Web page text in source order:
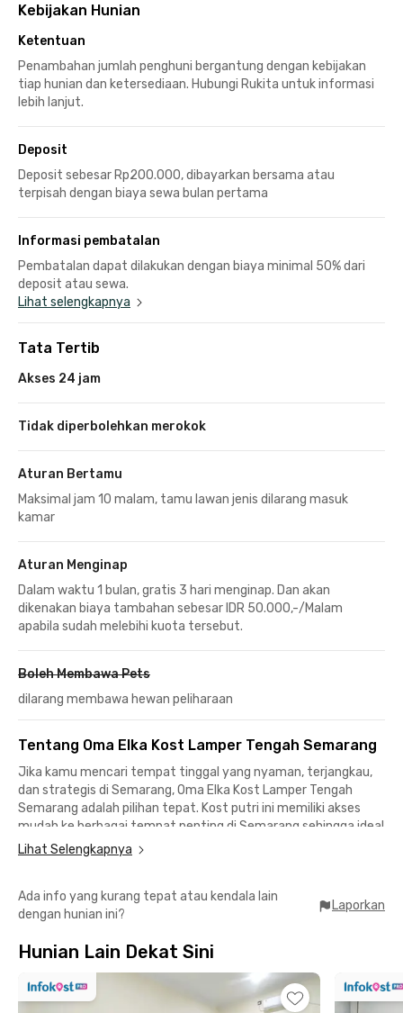
Kebijakan Hunian
Ketentuan
Penambahan jumlah penghuni bergantung dengan kebijakan
tiap hunian dan ketersediaan. Hubungi Rukita untuk informasi
lebih lanjut.
Deposit
Deposit sebesar Rp200.000, dibayarkan bersama atau
terpisah dengan biaya sewa bulan pertama
Informasi pembatalan
Pembatalan dapat dilakukan dengan biaya minimal 50% dari
deposit atau sewa.
Lihat selengkapnya
Tata Tertib
Akses 24 jam
Tidak diperbolehkan merokok
Aturan Bertamu
Maksimal jam 10 malam, tamu lawan jenis dilarang masuk
kamar
Aturan Menginap
Dalam waktu 1 bulan, gratis 3 hari menginap. Dan akan
dikenakan biaya tambahan sebesar IDR 50.000,-/Malam
apabila sudah melebihi kuota tersebut.
Boleh Membawa Pets
dilarang membawa hewan peliharaan
Tentang Oma Elka Kost Lamper Tengah Semarang
Jika kamu mencari tempat tinggal yang nyaman, terjangkau,
dan strategis di Semarang, Oma Elka Kost Lamper Tengah
Semarang adalah pilihan tepat. Kost putri ini memiliki akses
mudah ke berbagai tempat penting di Semarang sehingga ideal
bagi mahasiswa dan karyawan.
PGRI Semarang (UPGRIS) bisa mencapai kampus dalam 10
menit berkendara, Universitas Muhammadiyah Semarang
(UNDIP) Kampus Pleburan sekitar 20 menit berkendara.
Kost putri Semarang dekat kampus ini juga strategis ke
Simpang Lima, Jalan Majapahit, maupun area Pandanaran,
Lihat Selengkapnya
Ada info yang kurang tepat atau kendala lain
dengan hunian ini?
Laporkan
Hunian Lain Dekat Sini